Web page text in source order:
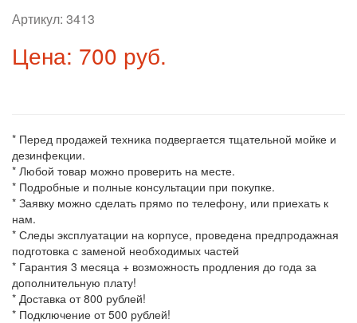
Артикул: 3413
Цена: 700 руб.
* Перед продажей техника подвергается тщательной мойке и
дезинфекции.
* Любой товар можно проверить на месте.
* Подробные и полные консультации при покупке.
* Заявку можно сделать прямо по телефону, или приехать к
нам.
* Следы эксплуатации на корпусе, проведена предпродажная
подготовка с заменой необходимых частей
* Гарантия 3 месяца + возможность продления до года за
дополнительную плату!
* Доставка от 800 рублей!
* Подключение от 500 рублей!